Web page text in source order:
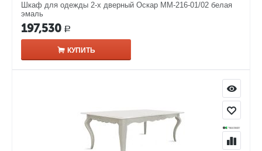
Шкаф для одежды 2-х дверный Оскар ММ-216-01/02 белая
эмаль
197,530 Р
КУПИТЬ